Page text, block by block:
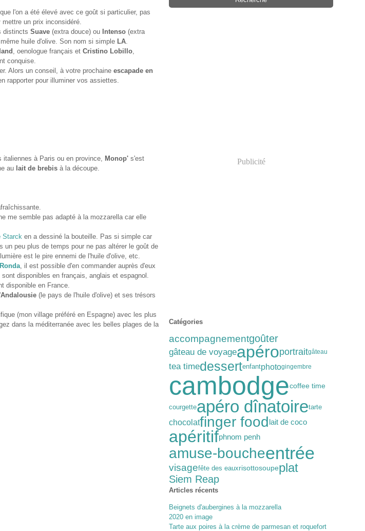
l'on a été élevé avec ce goût si particulier, pas
un prix inconsidéré.
distincts Suave (extra douce) ou Intenso (extra
huile d'olive. Son nom si simple LA.
, oenologue français et Cristino Lobillo,
conquise.
Alors un conseil, à votre prochaine escapade en
rapporter pour illuminer vos assiettes.
à Paris ou en province, Monop' s'est
au lait de brebis à la découpe.
me semble pas adapté à la mozzarella car elle
Starck en a dessiné la bouteille. Pas si simple car
peu plus de temps pour ne pas altérer le goût de
est le pire ennemi de l'huile d'olive, etc.
, il est possible d'en commander auprès d'eux
disponibles en français, anglais et espagnol.
disponible en France.
Andalousie (le pays de l'huile d'olive) et ses trésors
(mon village préféré en Espagne) avec les plus
dans la méditerranée avec les belles plages de la
Publicité
Catégories
accompagnementgoûter
gâteau de voyageapéroportraitgâteau
tea timedessertenfantphotogingembre
cambodgecoffee time
courgetteapéro dînatoiretarte
chocolatfinger foodlait de coco
apéritifphnom penh
amuse-boucheentrée
visagefête des eauxrisottosoupeplat
Siem Reap
Articles récents
Beignets d'aubergines à la mozzarella
2020 en image
Tarte aux poires à la crème de parmesan et roquefort